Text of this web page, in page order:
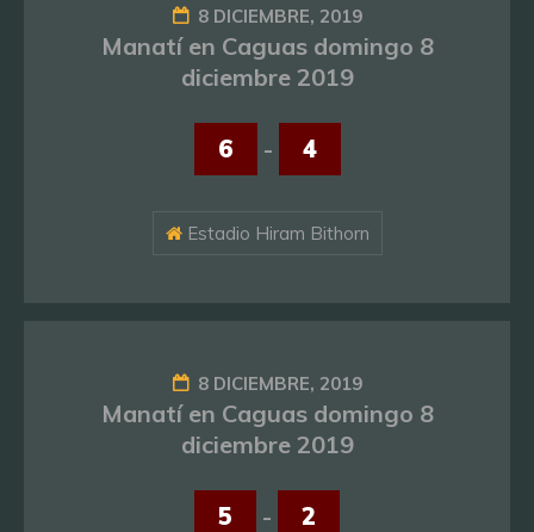
8 DICIEMBRE, 2019
Manatí en Caguas domingo 8
diciembre 2019
6 - 4
Estadio Hiram Bithorn
8 DICIEMBRE, 2019
Manatí en Caguas domingo 8
diciembre 2019
5 - 2